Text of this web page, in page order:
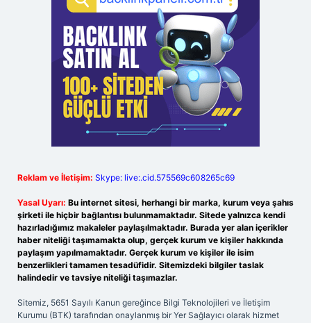
Reklam ve İletişim: Skype: live:.cid.575569c608265c69
Yasal Uyarı: Bu internet sitesi, herhangi bir marka, kurum veya şahıs
şirketi ile hiçbir bağlantısı bulunmamaktadır. Sitede yalnızca kendi
hazırladığımız makaleler paylaşılmaktadır. Burada yer alan içerikler
haber niteliği taşımamakta olup, gerçek kurum ve kişiler hakkında
paylaşım yapılmamaktadır. Gerçek kurum ve kişiler ile isim
benzerlikleri tamamen tesadüfidir. Sitemizdeki bilgiler taslak
halindedir ve tavsiye niteliği taşımazlar.
Sitemiz, 5651 Sayılı Kanun gereğince Bilgi Teknolojileri ve İletişim
Kurumu (BTK) tarafından onaylanmış bir Yer Sağlayıcı olarak hizmet